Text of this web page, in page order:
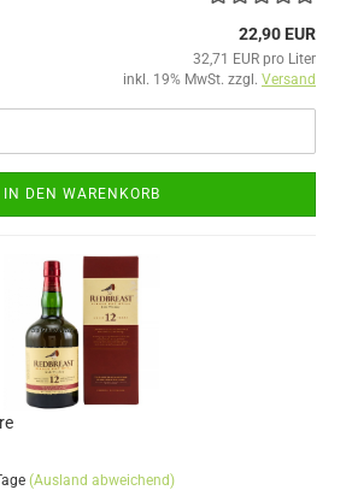
22,90 EUR
32,71 EUR pro Liter
inkl. 19% MwSt. zzgl. Versand
IN DEN WARENKORB
(Ausland abweichend)